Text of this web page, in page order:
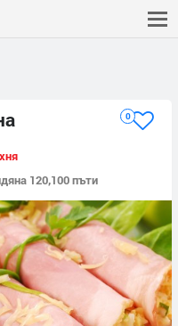
0
120,100 пъти